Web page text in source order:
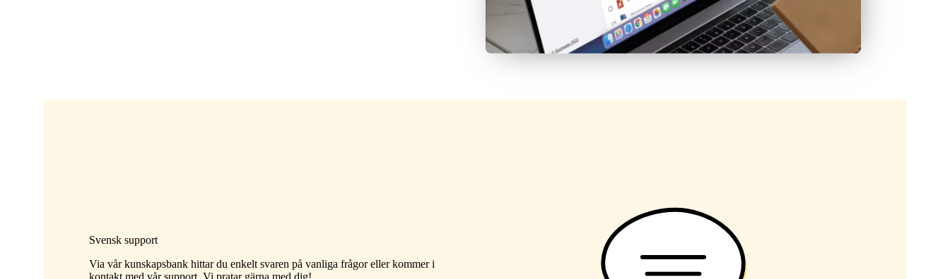
Svensk support
Via vår kunskapsbank hittar du enkelt svaren på vanliga frågor eller kommer i